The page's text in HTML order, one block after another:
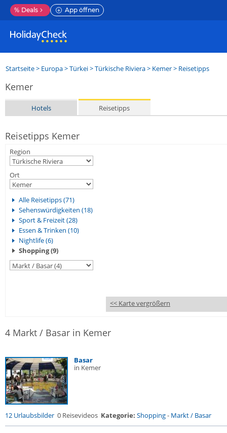
% Deals App öffnen
Startseite> Europa>Türkei>Türkische Riviera> Kemer> Reisetipps
Kemer
Hotels Reisetipps
Reisetipps Kemer
Region
Ort
Alle Reisetipps (71)
Sehenswürdigkeiten (18)
Sport & Freizeit (28)
Essen & Trinken (10)
Nightlife (6)
Shopping (9)
<< Karte vergrößern
4 Markt / Basar in Kemer
Basar
in Kemer
12 Urlaubsbilder 0 Reisevideos Kategorie: Shopping- Markt / Basar